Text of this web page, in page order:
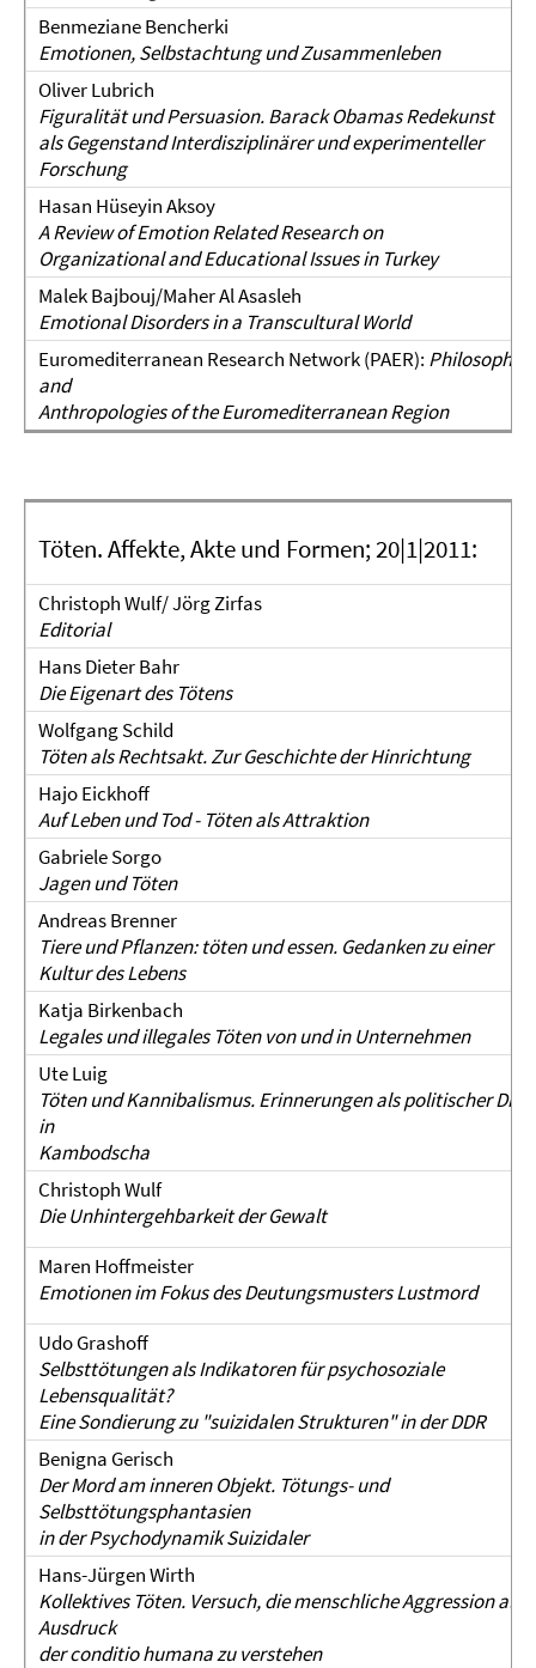
Benmeziane Bencherki
Emotionen, Selbstachtung und Zusammenleben
Oliver Lubrich
Figuralität und Persuasion. Barack Obamas Redekunst
als Gegenstand Interdisziplinärer und experimenteller
Forschung
Hasan Hüseyin Aksoy
A Review of Emotion Related Research on
Organizational and Educational Issues in Turkey
Malek Bajbouj/Maher Al Asasleh
Emotional Disorders in a Transcultural World
Euromediterranean Research Network (PAER): Philosophies
and
Anthropologies of the Euromediterranean Region
Töten. Affekte, Akte und Formen; 20|1|2011:
Christoph Wulf/ Jörg Zirfas
Editorial
Hans Dieter Bahr
Die Eigenart des Tötens
Wolfgang Schild
Töten als Rechtsakt. Zur Geschichteder Hinrichtung
Hajo Eickhoff
Auf Leben und Tod - Töten als Attraktion
Gabriele Sorgo
Jagen und Töten
Andreas Brenner
Tiere und Pflanzen: töten und essen. Gedanken zu einer
Kultur des Lebens
Katja Birkenbach
Legales und illegales Töten von und in Unternehmen
Ute Luig
Töten und Kannibalismus. Erinnerungen als politischer
in
Kambodscha
Christoph Wulf
Die Unhintergehbarkeit der Gewalt
Maren Hoffmeister
Emotionen im Fokus des Deutungsmusters Lustmord
Udo Grashoff
Selbsttötungen als Indikatoren für psychosoziale
Lebensqualität?
Eine Sondierung zu "suizidalen Strukturen" in der DDR
Benigna Gerisch
Der Mord am inneren Objekt. Tötungs- und
Selbsttötungsphantasien
in der Psychodynamik Suizidaler
Hans-Jürgen Wirth
Kollektives Töten. Versuch, die menschliche Aggression als
Ausdruck
der conditio humana zu verstehen